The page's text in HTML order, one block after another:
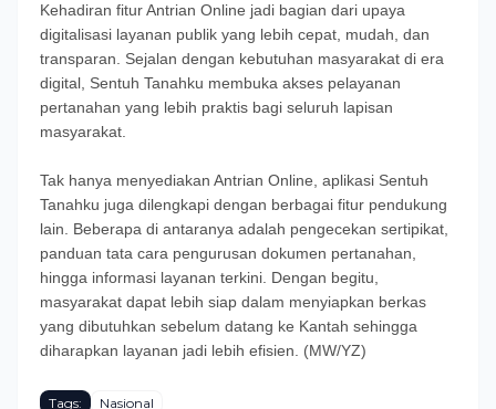
Kehadiran fitur Antrian Online jadi bagian dari upaya
digitalisasi layanan publik yang lebih cepat, mudah, dan
transparan. Sejalan dengan kebutuhan masyarakat di era
digital, Sentuh Tanahku membuka akses pelayanan
pertanahan yang lebih praktis bagi seluruh lapisan
masyarakat.
Tak hanya menyediakan Antrian Online, aplikasi Sentuh
Tanahku juga dilengkapi dengan berbagai fitur pendukung
lain. Beberapa di antaranya adalah pengecekan sertipikat,
panduan tata cara pengurusan dokumen pertanahan,
hingga informasi layanan terkini. Dengan begitu,
masyarakat dapat lebih siap dalam menyiapkan berkas
yang dibutuhkan sebelum datang ke Kantah sehingga
diharapkan layanan jadi lebih efisien. (MW/YZ)
Tags: Nasional